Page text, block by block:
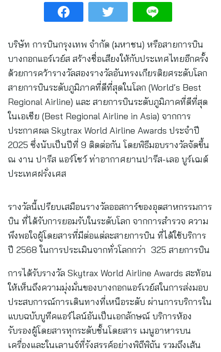
บริษัท การบินกรุงเทพ จำกัด (มหาชน) หรือสายการบิน
บางกอกแอร์เวย์ส สร้างชื่อเสียงให้กับประเทศไทยอีกครั้ง
ด้วยการคว้ารางวัลสองรางวัลอันทรงเกียรติยศระดับโลก
สายการบินระดับภูมิภาคที่ดีที่สุดในโลก (World’s Best
Regional Airline) และ สายการบินระดับภูมิภาคที่ดีที่สุด
ในเอเชีย (Best Regional Airline in Asia) จากการ
ประกาศผล Skytrax World Airline Awards ประจำปี
2025 ซึ่งนับเป็นปีที่ 9 ติดต่อกัน โดยพิธีมอบรางวัลจัดขึ้น
ณ งาน ปารีส แอร์โชว์ ท่าอากาศยานปารีส-เลอ บูร์เฌต์
ประเทศฝรั่งเศส
รางวัลนี้เปรียบเสมือนรางวัลออสการ์ของอุตสาหกรรมการ
บิน ที่ได้รับการยอมรับในระดับโลก จากการสำรวจ ความ
พึงพอใจผู้โดยสารที่มีต่อแต่ละสายการบิน ที่ได้ใช้บริการ
ปี 2568 ในการประเมินจากทั่วโลกกว่า 325 สายการบิน
การได้รับรางวัล Skytrax World Airline Awards สะท้อน
ให้เห็นถึงความมุ่งมั่นของบางกอกแอร์เวย์สในการส่งมอบ
ประสบการณ์การเดินทางที่เหนือระดับ ผ่านการบริการใน
แบบฉบับบูทีคแอร์ไลน์อันเป็นเอกลักษณ์ บริการห้อง
รับรองผู้โดยสารทุกระดับชั้นโดยสาร เมนูอาหารบน
เครื่องและในเลานจ์ที่รังสรรค์อย่างพิถีพิถัน รวมถึงเส้น